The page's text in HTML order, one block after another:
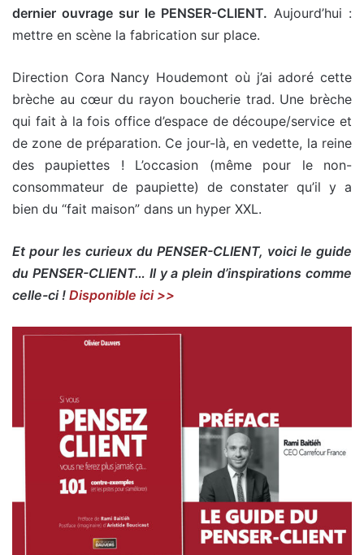
dernier ouvrage sur le PENSER-CLIENT. Aujourd’hui :
mettre en scène la fabrication sur place.
Direction Cora Nancy Houdemont où j’ai adoré cette
brèche au cœur du rayon boucherie trad. Une brèche
qui fait à la fois office d’espace de découpe/service et
de zone de préparation. Ce jour-là, en vedette, la reine
des paupiettes ! L’occasion (même pour le non-
consommateur de paupiette) de constater qu’il y a
bien du “fait maison” dans un hyper XXL.
Et pour les curieux du PENSER-CLIENT, voici le guide
du PENSER-CLIENT… Il y a plein d’inspirations comme
celle-ci ! Disponible ici >>